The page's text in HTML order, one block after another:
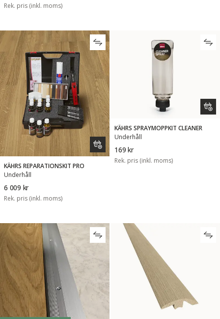
Rek. pris (inkl. moms)
KÄHRS REPARATIONSKIT PRO
Underhåll
6 009 kr
Rek. pris (inkl. moms)
KÄHRS SPRAYMOPPKIT CLEANER
Underhåll
169 kr
Rek. pris (inkl. moms)